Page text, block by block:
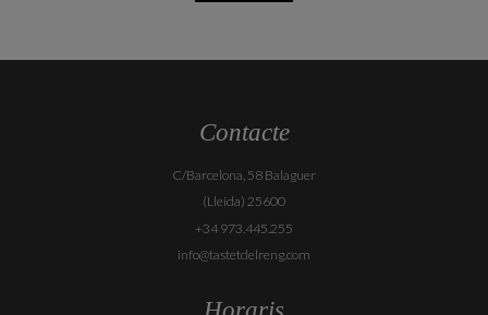
Contacte
C/Barcelona, 58 Balaguer
(Lleida) 25600
+34 973.445.255
info@tastetdelreng.com